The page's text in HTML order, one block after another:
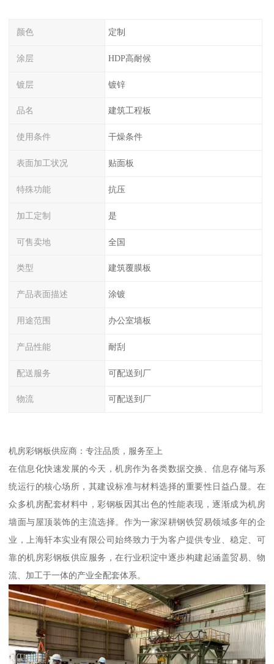
颜色 定制
涂层 HDP高耐候
镀层 镀锌
品名 建筑工程板
使用条件 干燥条件
表面加工状况 贴面板
特殊功能 抗压
加工定制 是
可售卖地 全国
类型 建筑覆膜板
产品表面描述 涂镀
用途范围 办公室墙板
产品性能 耐刮
配送服务 可配送到厂
物流 可配送到厂
机房彩钢板供应商：专注品质，服务至上
在信息化快速发展的今天，机房作为各类数据交换、信息存储与系
统运行的核心场所，其建设标准与材料选择的重要性日益凸显。在
众多机房配套材料中，彩钢板因其出色的性能表现，逐渐成为机房
墙面与屋顶装饰的主流选择。作为一家深耕钢铁贸易领域多年的企
业，上海轩本实业有限公司始终致力于为客户提供专业、稳定、可
靠的机房彩钢板供应服务，在行业积淀中逐步构建起涵盖贸易、物
流、加工于一体的产业全配套体系。